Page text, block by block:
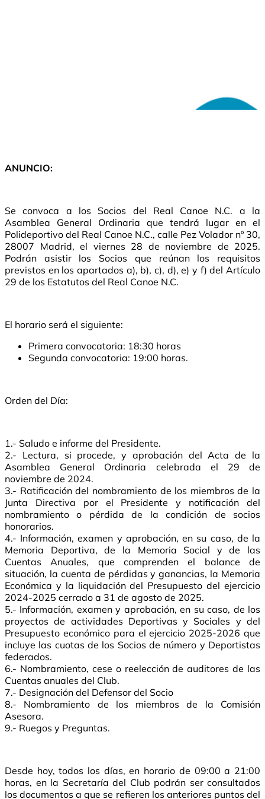
ANUNCIO:
Se convoca a los Socios del Real Canoe N.C. a la
Asamblea General Ordinaria que tendrá lugar en el
Polideportivo del Real Canoe N.C., calle Pez Volador nº 30,
28007 Madrid, el viernes 28 de noviembre de 2025.
Podrán asistir los Socios que reúnan los requisitos
previstos en los apartados a), b), c), d), e) y f) del Artículo
29 de los Estatutos del Real Canoe N.C.
El horario será el siguiente:
Primera convocatoria: 18:30 horas
Segunda convocatoria: 19:00 horas.
Orden del Día:
1.- Saludo e informe del Presidente.
2.- Lectura, si procede, y aprobación del Acta de la
Asamblea General Ordinaria celebrada el 29 de
noviembre de 2024.
3.- Ratificación del nombramiento de los miembros de la
Junta Directiva por el Presidente y notificación del
nombramiento o pérdida de la condición de socios
honorarios.
4.- Información, examen y aprobación, en su caso, de la
Memoria Deportiva, de la Memoria Social y de las
Cuentas Anuales, que comprenden el balance de
situación, la cuenta de pérdidas y ganancias, la Memoria
Económica y la liquidación del Presupuesto del ejercicio
2024-2025 cerrado a 31 de agosto de 2025.
5.- Información, examen y aprobación, en su caso, de los
proyectos de actividades Deportivas y Sociales y del
Presupuesto económico para el ejercicio 2025-2026 que
incluye las cuotas de los Socios de número y Deportistas
federados.
6.- Nombramiento, cese o reelección de auditores de las
Cuentas anuales del Club.
7.- Designación del Defensor del Socio
8.- Nombramiento de los miembros de la Comisión
Asesora.
9.- Ruegos y Preguntas.
Desde hoy, todos los días, en horario de 09:00 a 21:00
horas, en la Secretaría del Club podrán ser consultados
los documentos a que se refieren los anteriores puntos del